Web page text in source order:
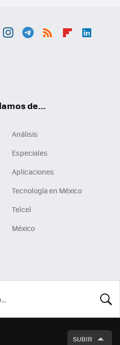
de...
Análisis
Especiales
Aplicaciones
Tecnología en México
Telcel
México
SUBIR